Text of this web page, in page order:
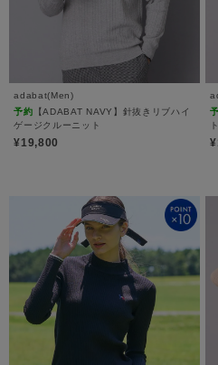
adabat(Men)
予約 【ADABAT NAVY】針抜きリブハイ
ゲージクルーニット
¥19,800